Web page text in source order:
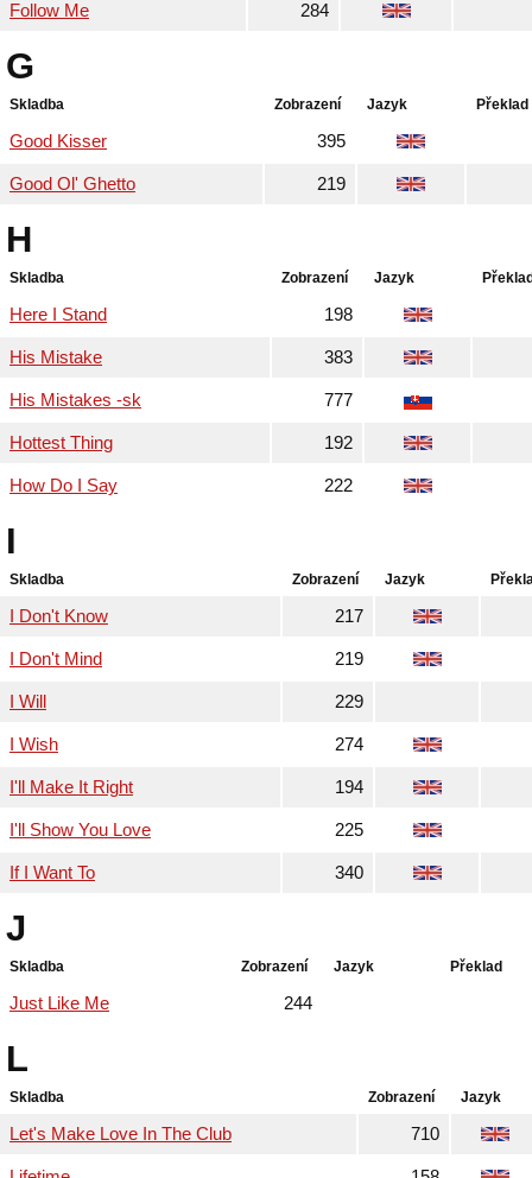
Follow Me 284
G
Skladba Zobrazení Jazyk Překlad
Good Kisser 395
Good Ol' Ghetto 219
H
Skladba Zobrazení Jazyk
Here I Stand 198
His Mistake 383
His Mistakes -sk 777
Hottest Thing 192
How Do I Say 222
I
Skladba Zobrazení Jazyk
I Don't Know 217
I Don't Mind 219
I Will 229
I Wish 274
I'll Make It Right 194
I'll Show You Love 225
If I Want To 340
J
Skladba Zobrazení Jazyk Překlad
Just Like Me 244
L
Skladba Zobrazení Jazyk
Let's Make Love In The Club 710